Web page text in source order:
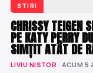
STIRI
CHRISSY TEIGEN
PE KATY PERRY
SIMȚIT ATÂT DE
LIVIU NISTOR · ACUM 5